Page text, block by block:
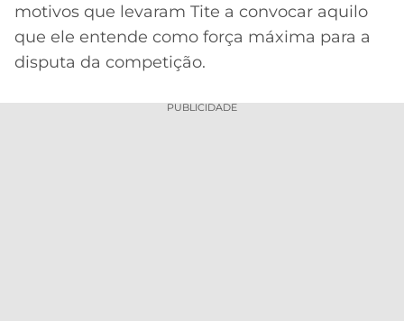
ATLÉTICO
MG
motivos que levaram Tite a convocar aquilo
que ele entende como força máxima para a
disputa da competição.
PUBLICIDADE